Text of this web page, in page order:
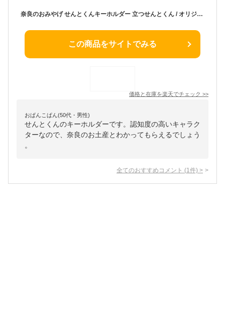
奈良のおみやげ せんとくんキーホルダー 立つせんとくん / オリジナル商品 日本のおみやげ japanese souvenir omiyage 奈良 nara せんとくん sentokun お土産 gift プレゼント【ゆうパケット対応】
この商品をサイトでみる
価格と在庫を楽天でチェック >>
おぱんこぱん(50代・男性)
せんとくんのキーホルダーです。認知度の高いキャラク
ターなので、奈良のお土産とわかってもらえるでしょう
。
全てのおすすめコメント (1 件) >